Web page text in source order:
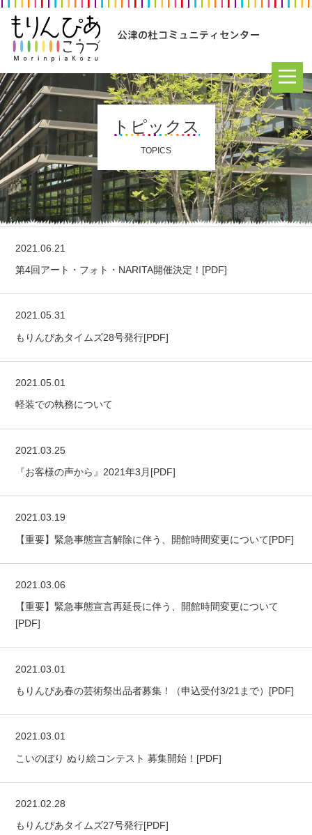
トピックス
TOPICS
第4回アート・フォト・NARITA開催決定！[PDF]
2021.06.21
もりんぴあタイムズ28号発行[PDF]
2021.05.31
軽装での執務について
2021.05.01
『お客様の声から』2021年3月[PDF]
2021.03.25
【重要】緊急事態宣言解除に伴う、開館時間変更について[PDF]
2021.03.19
【重要】緊急事態宣言再延長に伴う、開館時間変更について
[PDF]
2021.03.06
もりんぴあ春の芸術祭出品者募集！（申込受付3/21まで）[PDF]
2021.03.01
こいのぼり ぬり絵コンテスト 募集開始！[PDF]
2021.03.01
もりんぴあタイムズ27号発行[PDF]
2021.02.28